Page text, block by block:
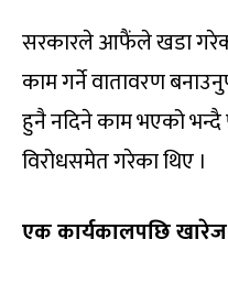
सरकारले आफैंले खडा
काम गर्ने वातावरण
हुनै नदिने काम भएको भन्दै
विरोधसमेत गरेका थिए ।
एक कार्यकालपछि खारेज